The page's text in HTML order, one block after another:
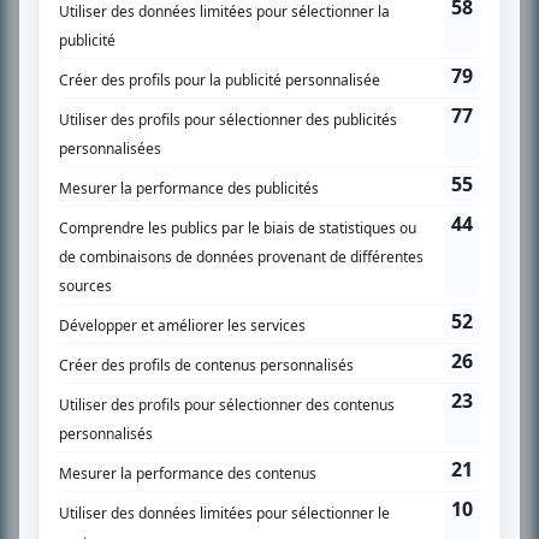
SUR LE RÉSEAU BIZZ MÉDIA
PLAN DU SITE
Accueil
Liste des oeuvres
Liste des comédiens
Recherche avancée
À propos
Nous contacter
Termes et conditions